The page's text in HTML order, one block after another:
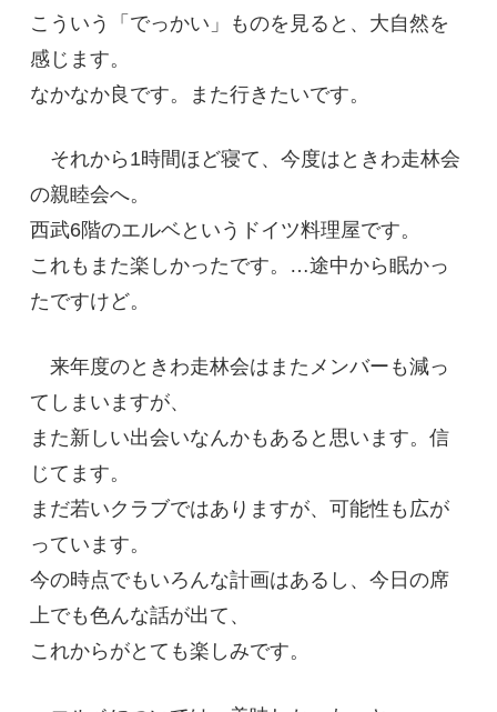
こういう「でっかい」ものを見ると、大自然を
感じます。
なかなか良です。また行きたいです。
それから1時間ほど寝て、今度はときわ走林会
の親睦会へ。
西武6階のエルベというドイツ料理屋です。
これもまた楽しかったです。…途中から眠かっ
たですけど。
来年度のときわ走林会はまたメンバーも減っ
てしまいますが、
また新しい出会いなんかもあると思います。信
じてます。
まだ若いクラブではありますが、可能性も広が
っています。
今の時点でもいろんな計画はあるし、今日の席
上でも色んな話が出て、
これからがとても楽しみです。